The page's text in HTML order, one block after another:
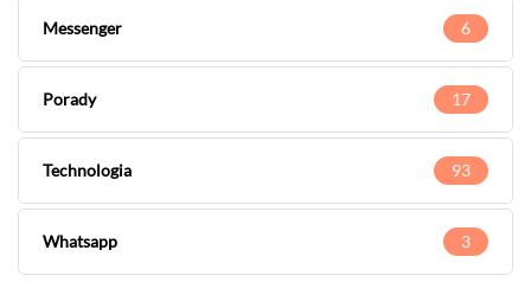
Messenger 6
Porady 17
Technologia 93
Whatsapp 3